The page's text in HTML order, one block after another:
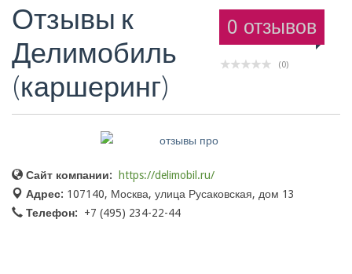
Красота Здоровье
0 отзывов
(0)
Отзывы к
Делимобиль
(каршеринг)
Сайт компании:
https://delimobil.ru/
Адрес: 107140, Москва, улица Русаковская, дом 13
Телефон:
+7 (495) 234-22-44